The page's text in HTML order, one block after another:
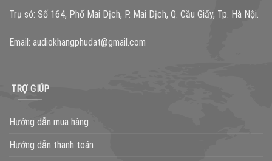
Trụ sở: Số 164, Phố Mai Dịch, P. Mai Dịch, Q. Cầu Giấy, Tp. Hà Nội.
Email: audiokhangphudat@gmail.com
TRỢ GIÚP
Hướng dẫn mua hàng
Hướng dẫn thanh toán